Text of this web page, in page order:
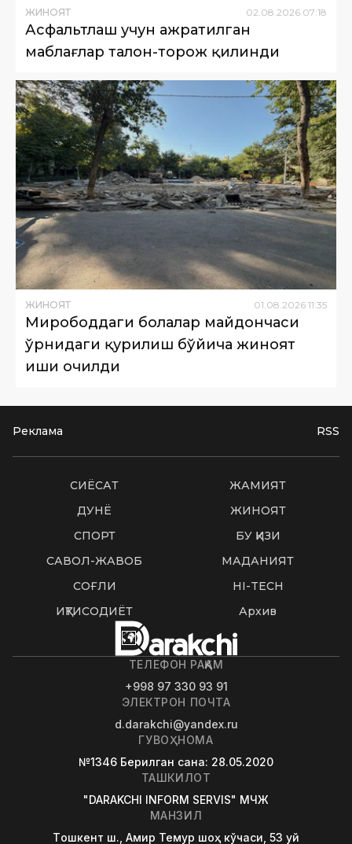
ЖИНОЯТ 02.08.2026 07:18
Асфальтлаш учун ажратилган
маблағлар талон-торож қилинди
ЖИНОЯТ 01 08 2026 11:35
Мирободдаги болалар майдончаси
ўрнидаги қурилиш бўйича жиноят
иши очилди
Реклама RSS
СИËСАТ
ЖАМИЯТ
ДУНË
ЖИНОЯТ
СПОРТ
БУ ҚИЗИҚ
САВОЛ-ЖАВОБ
МАДАНИЯТ
СОҒЛИҚ
HI-TECH
ИҚТИСОДИЁТ
Архив
ТЕЛЕФОН РАҚАМ
+998 97 330 93 91
ЭЛЕКТРОН ПОЧТА
d.darakchi@yandex.ru
ГУВОҲНОМА
№1346 Берилган сана: 28.05.2020
ТАШКИЛОТ
"DARAKCHI INFORM SERVIS" МЧЖ
МАНЗИЛ
Tошкент ш., Амир Темур шоҳ кўчаси, 53 уй